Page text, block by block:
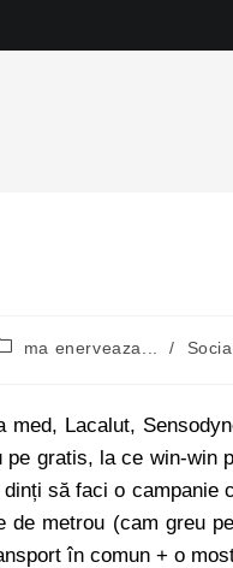
ma enerveaza... /
med, Lacalut,
pe gratis, la ce win-win
să faci o campanie
de metrou (cam greu
în comun + o